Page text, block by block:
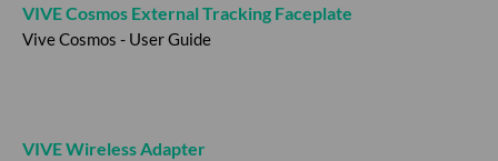
VIVE Cosmos External Tracking Faceplate
Vive Cosmos - User Guide
VIVE Wireless Adapter